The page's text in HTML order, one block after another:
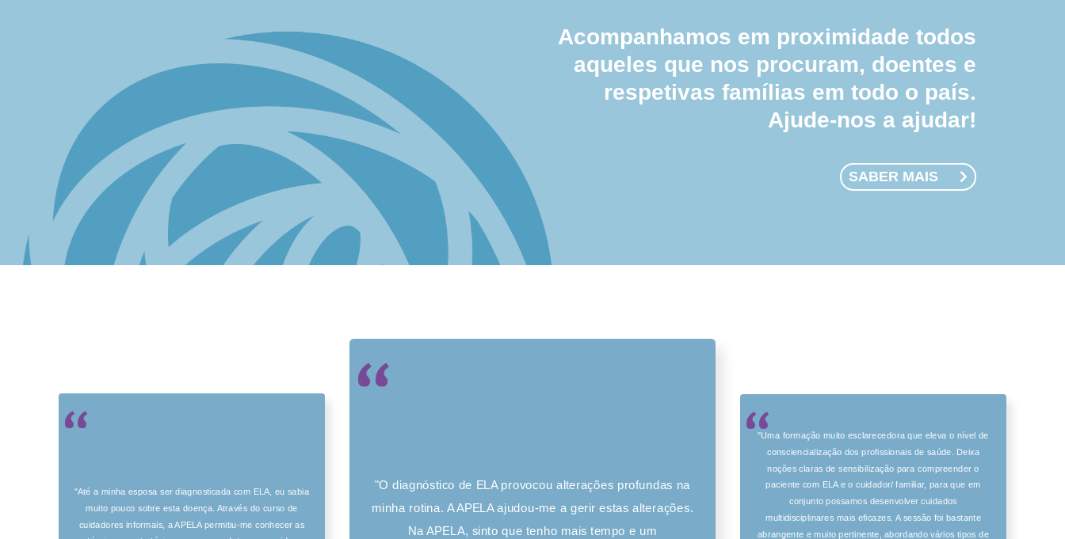
Acompanhamos em proximidade todos
aqueles que nos procuram, doentes e
respetivas famílias em todo o país.
Ajude-nos a ajudar!
SABER MAIS
"Até a minha esposa ser diagnosticada com ELA, eu sabia
muito pouco sobre esta doença. Através do curso de
cuidadores informais, a APELA permitiu-me conhecer as
"O diagnóstico de ELA provocou alterações profundas na
minha rotina. A APELA ajudou-me a gerir estas alterações.
Na APELA, sinto que tenho mais tempo e um
"Uma formação muito esclarecedora que eleva o nível de
consciencialização dos profissionais de saúde. Deixa
noções claras de sensibilização para compreender o
paciente com ELA e o cuidador/ familiar, para que em
conjunto possamos desenvolver cuidados
multidisciplinares mais eficazes. A sessão foi bastante
abrangente e muito pertinente, abordando vários tipos de